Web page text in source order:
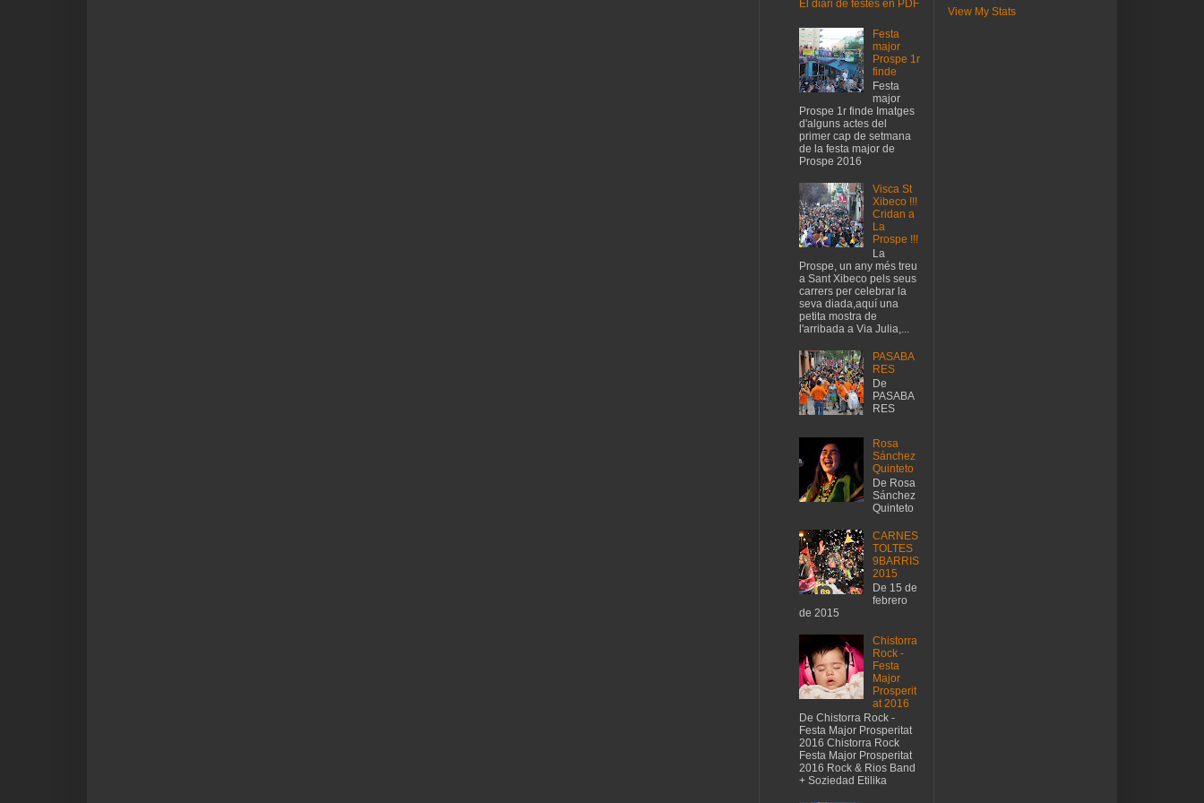
El diari de festes en PDF
Festa
major
Prospe 1r
finde
Festa
major
Prospe 1r finde Imatges
d'alguns actes del
primer cap de setmana
de la festa major de
Prospe 2016
Visca St
Xibeco !!!
Cridan a
La
Prospe !!!
La
Prospe, un any més treu
a Sant Xibeco pels seus
carrers per celebrar la
seva diada,aquí una
petita mostra de
l'arribada a Via Julia,...
PASABA
RES
De
PASABA
RES
Rosa
Sánchez
Quinteto
De Rosa
Sánchez
Quinteto
CARNES
TOLTES
9BARRIS
2015
De 15 de
febrero
de 2015
Chistorra
Rock -
Festa
Major
Prosperit
at 2016
De Chistorra Rock -
Festa Major Prosperitat
2016 Chistorra Rock
Festa Major Prosperitat
2016 Rock & Rios Band
+ Soziedad Etilika
View My Stats